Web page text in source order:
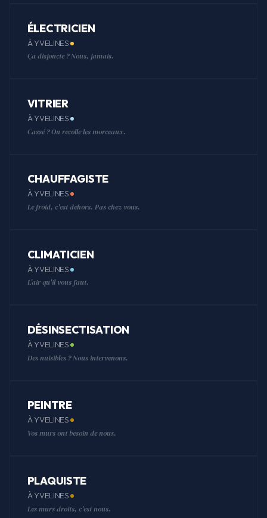
ÉLECTRICIEN
À YVELINES
Ça disjoncte ? Nous, jamais.
VITRIER
À YVELINES
Cassé ? On recolle les morceaux.
CHAUFFAGISTE
À YVELINES
Le froid, c'est dehors. Pas chez vous.
CLIMATICIEN
À YVELINES
L'air qu'il vous faut.
DÉSINSECTISATION
À YVELINES
Des nuisibles ? Nous intervenons.
PEINTRE
À YVELINES
Vos murs ont besoin de nous.
PLAQUISTE
À YVELINES
Les murs droits, c'est nous.